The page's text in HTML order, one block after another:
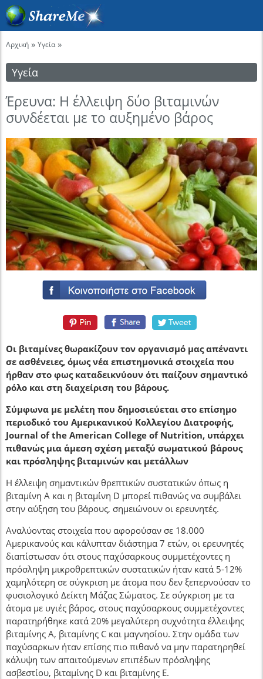
Αρχική » Υγεία »
Υγεία
Έρευνα: Η έλλειψη δύο βιταμινών
συνδέεται με το αυξημένο βάρος
Οι βιταμίνες θωρακίζουν τον οργανισμό μας απέναντι
σε ασθένειες, όμως νέα επιστημονικά στοιχεία που
ήρθαν στο φως καταδεικνύουν ότι παίζουν σημαντικό
ρόλο και στη διαχείριση του βάρους.
Σύμφωνα με μελέτη που δημοσιεύεται στο επίσημο
περιοδικό του Αμερικανικού Κολλεγίου Διατροφής,
Journal of the American College of Nutrition, υπάρχει
πιθανώς μια άμεση σχέση μεταξύ σωματικού βάρους
και πρόσληψης βιταμινών και μετάλλων
Η έλλειψη σημαντικών θρεπτικών συστατικών όπως η
βιταμίνη Α και η βιταμίνη D μπορεί πιθανώς να συμβάλει
στην αύξηση του βάρους, σημειώνουν οι ερευνητές.
Αναλύοντας στοιχεία που αφορούσαν σε 18.000
Αμερικανούς και κάλυπταν διάστημα 7 ετών, οι ερευνητές
διαπίστωσαν ότι στους παχύσαρκους συμμετέχοντες η
πρόσληψη μικροθρεπτικών συστατικών ήταν κατά 5-12%
χαμηλότερη σε σύγκριση με άτομα που δεν ξεπερνούσαν το
φυσιολογικό Δείκτη Μάζας Σώματος. Σε σύγκριση με τα
άτομα με υγιές βάρος, στους παχύσαρκους συμμετέχοντες
παρατηρήθηκε κατά 20% μεγαλύτερη συχνότητα έλλειψης
βιταμίνης Α, βιταμίνης C και μαγνησίου. Στην ομάδα των
παχύσαρκων ήταν επίσης πιο πιθανό να μην παρατηρηθεί
κάλυψη των απαιτούμενων επιπέδων πρόσληψης
ασβεστίου, βιταμίνης D και βιταμίνης Ε.